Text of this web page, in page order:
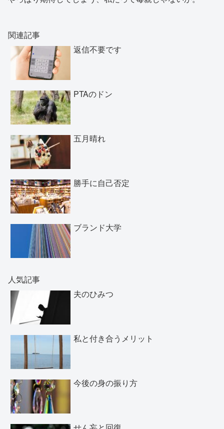
関連記事
返信不要です
PTAのドン
五月晴れ
勝手に自己否定
ブランド大学
人気記事
夫のひみつ
私と付き合うメリット
今後の身の振り方